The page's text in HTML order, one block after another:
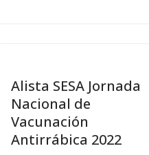
Alista SESA Jornada
Nacional de
Vacunación
Antirrábica 2022